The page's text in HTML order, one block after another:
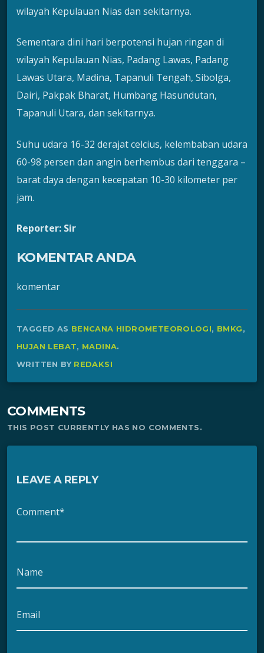
wilayah Kepulauan Nias dan sekitarnya.
Sementara dini hari berpotensi hujan ringan di
wilayah Kepulauan Nias, Padang Lawas, Padang
Lawas Utara, Madina, Tapanuli Tengah, Sibolga,
Dairi, Pakpak Bharat, Humbang Hasundutan,
Tapanuli Utara, dan sekitarnya.
Suhu udara 16-32 derajat celcius, kelembaban udara
60-98 persen dan angin berhembus dari tenggara –
barat daya dengan kecepatan 10-30 kilometer per
jam.
Reporter: Sir
KOMENTAR ANDA
komentar
TAGGED AS BENCANA HIDROMETEOROLOGI, BMKG,
HUJAN LEBAT, MADINA.
WRITTEN BY REDAKSI
COMMENTS
THIS POST CURRENTLY HAS NO COMMENTS.
LEAVE A REPLY
Comment*
Name
Email